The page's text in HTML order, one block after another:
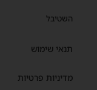
השטיבל
תנאי שימוש
מדיניות פרטיות